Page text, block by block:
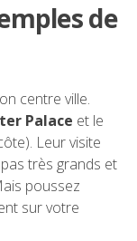
de
centre ville.
Palace et le
Leur visite
très grands et
poussez
sur votre